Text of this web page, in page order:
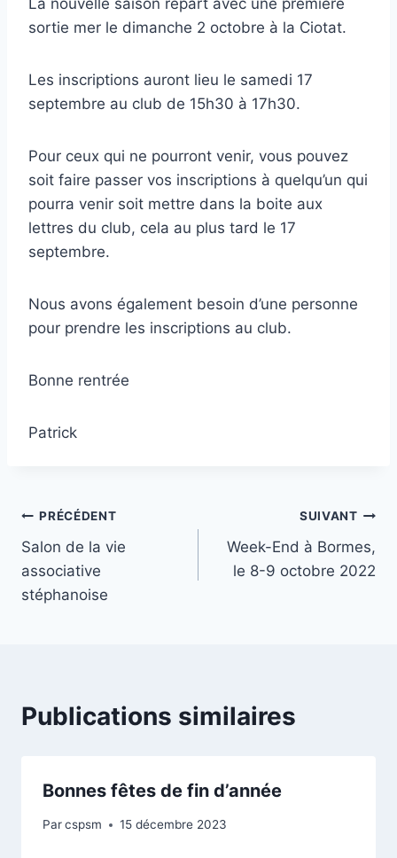
sortie mer le dimanche 2 octobre à la Ciotat.
Les inscriptions auront lieu le samedi 17
septembre au club de 15h30 à 17h30.
Pour ceux qui ne pourront venir, vous pouvez
soit faire passer vos inscriptions à quelqu’un qui
pourra venir soit mettre dans la boite aux
lettres du club, cela au plus tard le 17
septembre.
Nous avons également besoin d’une personne
pour prendre les inscriptions au club.
Bonne rentrée
Patrick
Navigation
de
l’article
PRÉCÉDENT
Salon de la vie
associative
stéphanoise
SUIVANT
Week-End à Bormes,
le 8-9 octobre 2022
Publications similaires
Bonnes fêtes de fin d’année
Parcspsm 15 décembre 2023